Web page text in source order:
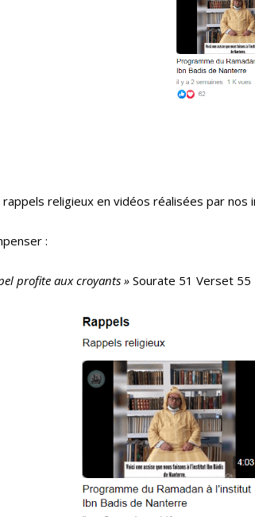
religieux en vidéos réalisées par nos
:
profite aux croyants » Sourate 51 Verset 55